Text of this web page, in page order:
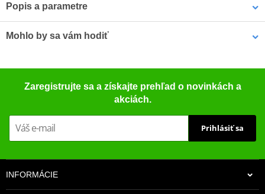
Popis a parametre
PDF TüV certificate
Mohlo by sa vám hodiť
Zaregistrujte sa a získajte prehľad o novinkách a
akciách.
Prihlásiť sa
INFORMÁCIE